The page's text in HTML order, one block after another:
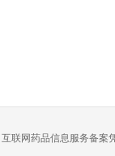
互联网药品信息服务备案